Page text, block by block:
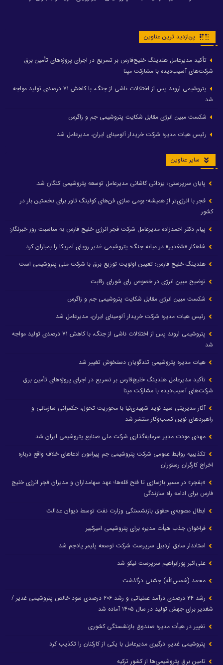
پربازدید ترین عناوین
تأکید مدیرعامل هلدینگ خلیج‌فارس بر تسریع در اجرای پروژه‌های تأمین برق
شرکت‌های آسیب‌دیده با مشارکت مپنا
پتروشیمی اروند پس از اختلالات ناشی از جنگ، با کاهش ۷۱ درصدی تولید مواجه
شد
شکست مبین انرژی مقابل شکایت پتروشیمی جم و زاگرس
رئیس هیات مدیره شرکت خریدار آلومینای ایران، مدیرعامل شد
سایر عناوین
پایان سرپرستی؛ یزدانی کاشانی مدیرعامل توسعه پتروشیمی کنگان شد.
فجر با انرژی‌تر از همیشه؛ بومی سازی فن‌های کولینگ تاور برای نخستین بار در
کشور
پیام دکتر احمدزاده مدیرعامل شرکت فجر انرژی خلیج فارس به مناسبت روز خبرنگار:
شاهکار «شغدیر» در میانه جنگ؛ پتروشیمی غدیر رویای آمریکا را بمباران کرد.
هلدینگ خلیج فارس: تعیین اولویت توزیع برق با شرکت ملی پتروشیمی است
توضیح مبین انرژی در خصوص رای شورای رقابت
شکست مبین انرژی مقابل شکایت پتروشیمی جم و زاگرس
رئیس هیات مدیره شرکت خریدار آلومینای ایران، مدیرعامل شد
پتروشیمی اروند پس از اختلالات ناشی از جنگ، با کاهش ۷۱ درصدی تولید مواجه
شد
هیات مدیره پتروشیمی تندگویان دستخوش تغییر شد
تأکید مدیرعامل هلدینگ خلیج‌فارس بر تسریع در اجرای پروژه‌های تأمین برق
شرکت‌های آسیب‌دیده با مشارکت مپنا
آثار مدیریتی سید نوید شهیدی‌نیا با محوریت تحول، حکمرانی سازمانی و
راهبردهای نوین کسب‌وکار منتشر شد
مهدی مودت مدیر سرمایه‌گذاری شرکت ملی صنایع پتروشیمی ایران شد
تکذیبیه روابط عمومی شرکت پتروشیمی جم پیرامون ادعاهای خلاف واقع درباره
اخراج کارگران رستوران
«بفجر» در مسیر بازسازی تا فتح قله‌ها؛ عهد سهامداران و مدیران فجر انرژی خلیج
فارس برای ادامه راه سازندگی
ابطال مصوبه‌ی حقوق بازنشستگی وزارت نفت توسط دیوان عدالت
فراخوان جذب هیأت مدیره برای پتروشیمی امیرکبیر
استاندار سابق اردبیل سرپرست شرکت توسعه پلیمر پادجم شد
علی‌اکبر پورابراهیم سرپرست نیکو شد
محمد (شمس‌الله) جشنی درگذشت
رشد ۲۴ درصدی درآمد عملیاتی و رشد ۲۰۶ درصدی سود خالص پتروشیمی غدیر /
شغدیر برای جهش تولید در سال ۱۴۰۵ آماده شد
تغییر در هیأت مدیره صندوق بازنشستگی کشوری
پتروشیمی غدیر، درگیری مدیرعامل با یکی از کارکنان را تکذیب کرد
تامین برق پتروشیمی‌ها از کشور ترکیه